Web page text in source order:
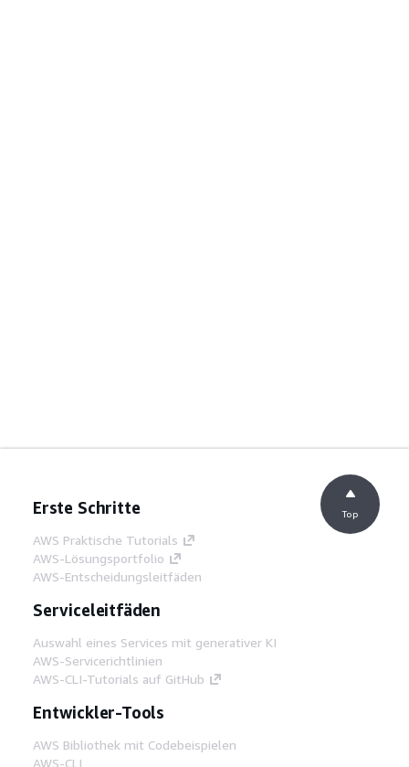
Erste Schritte
AWS Praktische Tutorials
AWS-Lösungsportfolio
AWS-Entscheidungsleitfäden
Serviceleitfäden
Auswahl eines Services mit generativer KI
AWS-Servicerichtlinien
AWS-CLI-Tutorials auf GitHub
Entwickler-Tools
AWS Bibliothek mit Codebeispielen
AWS-CLI
Top